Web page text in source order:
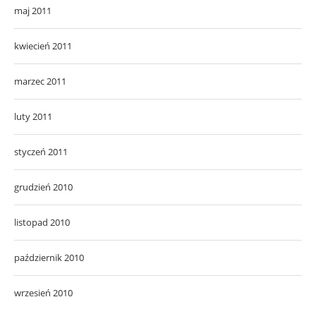
maj 2011
kwiecień 2011
marzec 2011
luty 2011
styczeń 2011
grudzień 2010
listopad 2010
październik 2010
wrzesień 2010